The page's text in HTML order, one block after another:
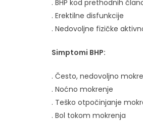
. BHP kod prethodnih
. Erektilne disfunkcije
. Nedovoljne fizičke
Simptomi BHP:
. Često, nedovoljno
. Noćno mokrenje
. Teško otpočinjanje
. Bol tokom mokrenja